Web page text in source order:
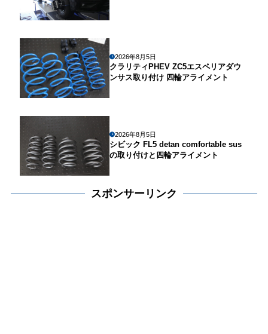
2026年8月5日
クラリティPHEV ZC5エスペリアダウ
ンサス取り付け 四輪アライメント
2026年8月5日
シビック FL5 detan comfortable sus
の取り付けと四輪アライメント
スポンサーリンク